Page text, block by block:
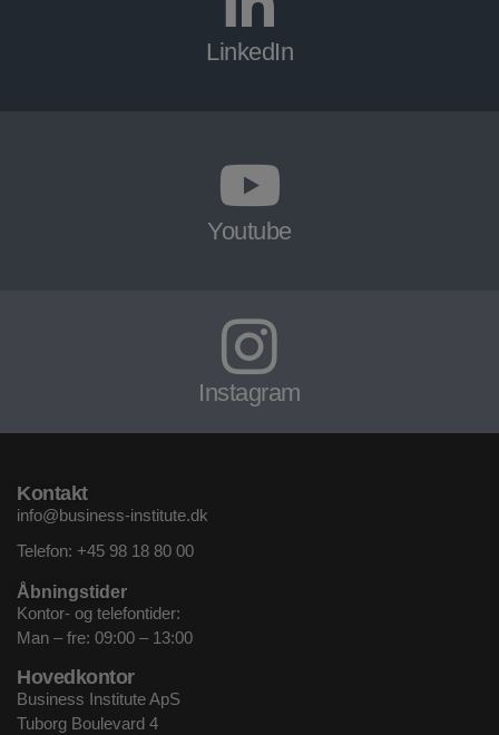
LinkedIn
Youtube
Instagram
Kontakt
info@business-institute.dk
Telefon: +45 98 18 80 00
Åbningstider
Kontor- og telefontider:
Man – fre: 09:00 – 13:00
Hovedkontor
Business Institute ApS
Tuborg Boulevard 4